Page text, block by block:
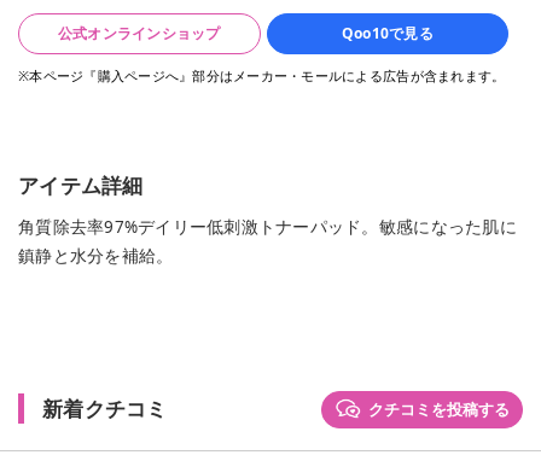
公式オンラインショップ Qoo10で見る
※本ページ『購入ページへ』部分はメーカー・モールによる広告が含まれます。
アイテム詳細
角質除去率97%デイリー低刺激トナーパッド。敏感になった肌に
鎮静と水分を補給。
新着クチコミ クチコミを投稿する